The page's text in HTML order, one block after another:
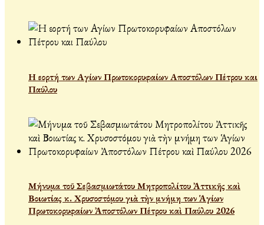
Η εορτή των Αγίων Πρωτοκορυφαίων Αποστόλων Πέτρου και
Παύλου
Μήνυμα τοῦ Σεβασμιωτάτου Μητροπολίτου Ἀττικῆς καὶ
Βοιωτίας κ. Χρυσοστόμου γιὰ τὴν μνήμη των Ἁγίων
Πρωτοκορυφαίων Ἀποστόλων Πέτρου καὶ Παύλου 2026